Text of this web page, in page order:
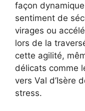
façon
sentiment de
virages ou
lors de la
cette agilité,
délicats comme
vers Val d’Isère
stress.